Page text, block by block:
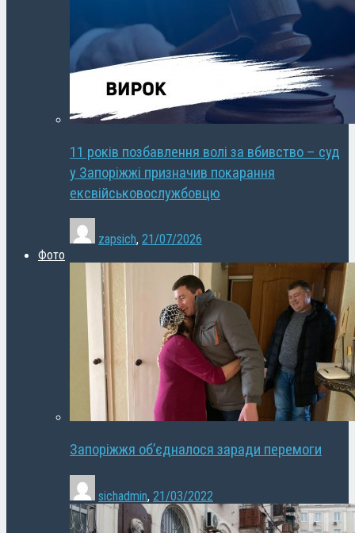
11 років позбавлення волі за вбивство – суд
у Запоріжжі призначив покарання
ексвійськовослужбовцю
zapsich, 21/07/2026
Фото
Запоріжжя об’єдналося заради перемоги
sichadmin, 21/03/2022